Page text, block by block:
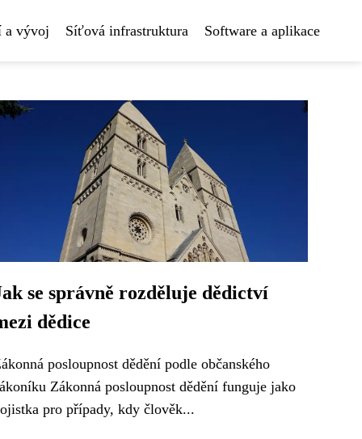
a vývoj Síťová infrastruktura Software a aplikace
se správně rozděluje dědictví
dědice
posloupnost dědění podle občanského
Zákonná posloupnost dědění funguje jako
pro případy, kdy člověk...